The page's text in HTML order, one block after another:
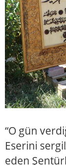
“O gün
Eserini
eden